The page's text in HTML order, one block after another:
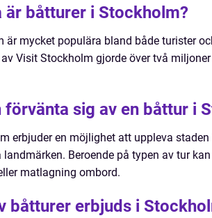
är båtturer i Stockholm?
är mycket populära bland både turister
Visit Stockholm gjorde över två
förvänta sig av en båttur i
erbjuder en möjlighet att uppleva
Beroende på typen av tur
matlagning ombord.
båtturer erbjuds i